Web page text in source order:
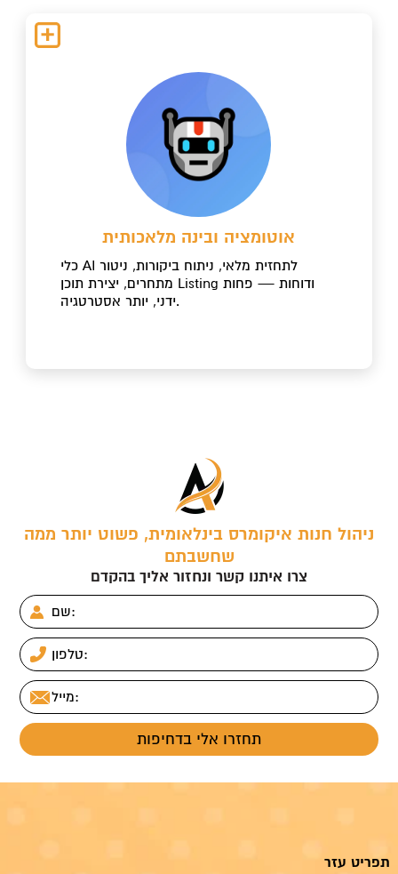
אוטומציה ובינה מלאכותית
כלי AI לתחזית מלאי, ניתוח ביקורות, ניטור
מתחרים, יצירת תוכן Listing ודוחות — פחות
ידני, יותר אסטרטגיה.
ניהול חנות איקומרס בינלאומית, פשוט יותר ממה
שחשבתם
צרו איתנו קשר ונחזור אליך בהקדם
תפריט עזר